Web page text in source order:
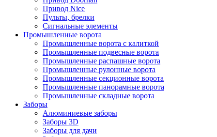
Привод Nice
Пульты, брелки
Сигнальные элементы
Промышленные ворота
Промышленные ворота с калиткой
Промышленные подвесные ворота
Промышленные распашные ворота
Промышленные рулонные ворота
Промышленные секционные ворота
Промышленные панорамные ворота
Промышленные складные ворота
Заборы
Алюминиевые заборы
Заборы 3D
Заборы для дачи